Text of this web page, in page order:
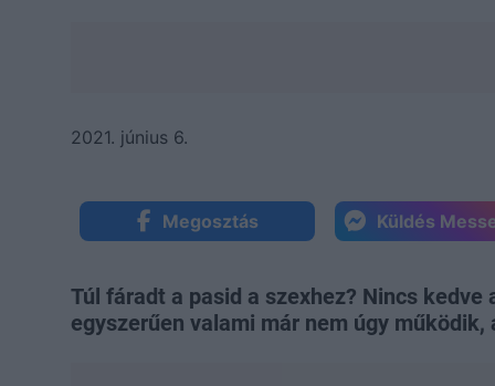
2021. június 6.
Megosztás Küldés
Túl fáradt a pasid a szexhez? Nincs kedve
egyszerűen valami már nem úgy működik,